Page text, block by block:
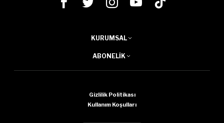
KURUMSAL
ABONELIK
Gizlilik Politikası
Kullanım Koşulları